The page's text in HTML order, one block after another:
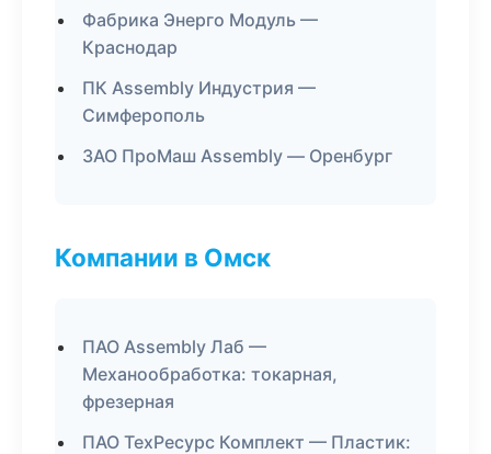
Фабрика Энерго Модуль —
Краснодар
ПК Assembly Индустрия —
Симферополь
ЗАО ПроМаш Assembly — Оренбург
Компании в Омск
ПАО Assembly Лаб —
Механообработка: токарная,
фрезерная
ПАО ТехРесурс Комплект — Пластик: